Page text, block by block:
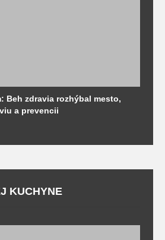
Beh zdravia rozhýbal mesto,
a prevencii
KUCHYNE